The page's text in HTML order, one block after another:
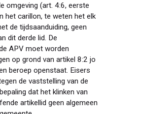
omgeving (art. 4:6, eerste
het carillon, te weten het elk
de tijdsaanduiding, geen
dit derde lid. De
APV moet worden
op grond van artikel 8:2 jo
beroep openstaat. Eisers
de vaststelling van de
dat het klinken van
artikellid geen algemeen